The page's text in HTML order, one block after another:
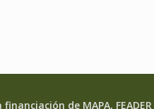
financiación de MAPA, FEADER